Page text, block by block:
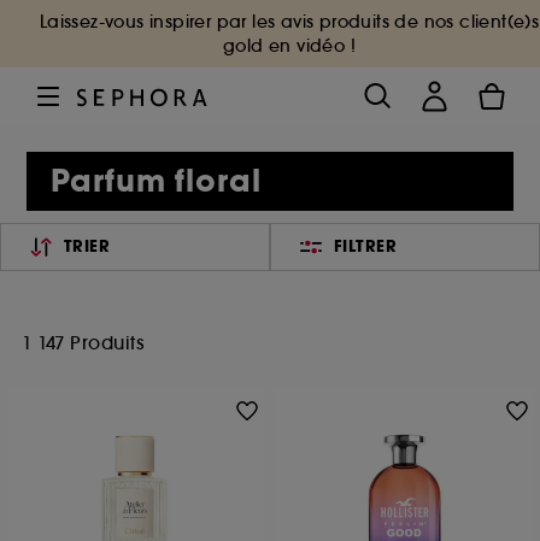
Laissez-vous inspirer par les avis produits de nos client(e)s
gold en vidéo !
Parfum floral
TRIER FILTRER
1 147 Produits